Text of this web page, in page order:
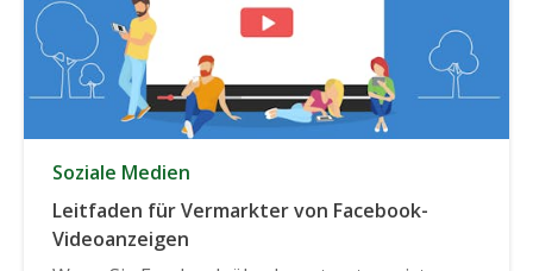
Soziale Medien
Leitfaden für Vermarkter von Facebook-
Videoanzeigen